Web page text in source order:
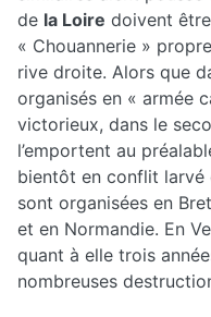
de la Loire doivent
« Chouannerie »
rive droite. Alors que
organisés en « armée
victorieux, dans le
l’emportent au
bientôt en conflit larvé
sont organisées en
et en Normandie. En
quant à elle trois
nombreuses